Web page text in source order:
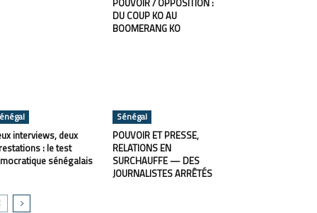
POUVOIR / OPPOSITION :
DU COUP KO AU
BOOMERANG KO
interviews, deux
: le test
sénégalais
Sénégal
POUVOIR ET PRESSE,
RELATIONS EN
SURCHAUFFE — DES
JOURNALISTES ARRÊTÉS